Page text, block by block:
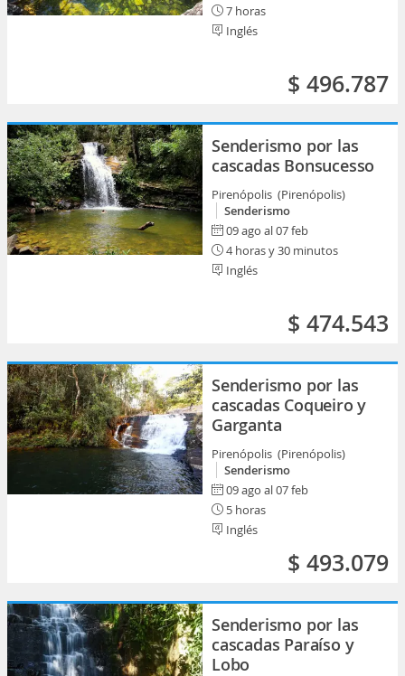
7 horas
Inglés
$ 496.787
Senderismo por las
cascadas Bonsucesso
Pirenópolis (Pirenópolis)
Senderismo
09 ago al 07 feb
4 horas y 30 minutos
Inglés
$ 474.543
Senderismo por las
cascadas Coqueiro y
Garganta
Pirenópolis (Pirenópolis)
Senderismo
09 ago al 07 feb
5 horas
Inglés
$ 493.079
Senderismo por las
cascadas Paraíso y
Lobo